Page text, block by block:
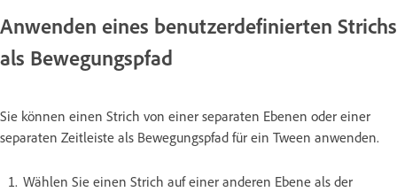
Anwenden eines benutzerdefinierten Strichs
als Bewegungspfad
Sie können einen Strich von einer separaten Ebenen oder einer
separaten Zeitleiste als Bewegungspfad für ein Tween anwenden.
Wählen Sie einen Strich auf einer anderen Ebene als der